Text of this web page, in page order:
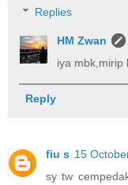
Replies
HM Zwan
iya mbk,mirip
Reply
fiu s 15
sy tw